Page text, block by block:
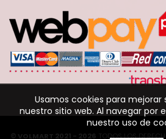
© VOLMART 2021 - 2026 TODOS LOS
Usamos cookies para mejorar
nuestro sitio web. Al navegar por
nuestro uso de